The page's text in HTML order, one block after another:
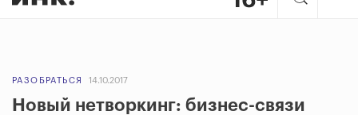
РАЗОБРАТЬСЯ 14.10.2017
Новый нетворкинг: бизнес-связи